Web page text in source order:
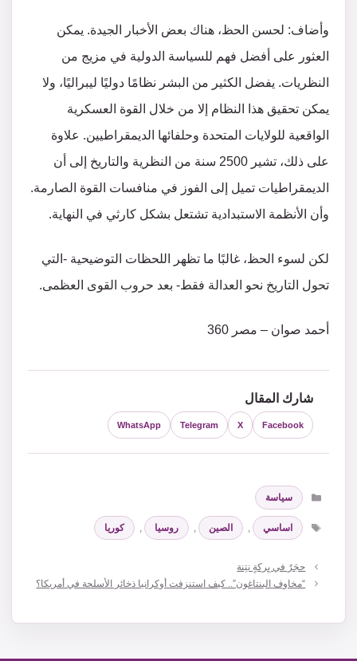
وأضاف: لحسن الحظ، هناك بعض الأخبار الجيدة. يمكن
العثور على أفضل فهم للسياسة الدولية في مزيج من
النظريات. يفضل الكثير من البشر نظامًا دوليًا ليبراليًا، ولا
يمكن تحقيق هذا النظام إلا من خلال القوة العسكرية
الواقعية للولايات المتحدة وحلفائها الديمقراطيين. علاوة
على ذلك، تشير 2500 سنة من النظرية والتاريخ إلى أن
الديمقراطيات تميل إلى الفوز في منافسات القوة الصارمة.
وأن الأنظمة الاستبدادية تشتعل بشكل كارثي في ​​النهاية.
لكن لسوء الحظ، غالبًا ما تظهر اللحظات التوضيحية -التي
تحول التاريخ نحو العدالة فقط- بعد حروب القوى العظمى.
أحمد صوان – مصر 360
شارك المقال
Facebook
X
Telegram
WhatsApp
التصنيفات
سياسة
الوسوم
اساسي , الصين , روسيا , كوريا
حجَرٌ في بِركةٍ نتِنة
“مخاوف البنتاغون”.. كيف استنزفت أوكرانيا ذخائر الأسلحة في أمريكا؟